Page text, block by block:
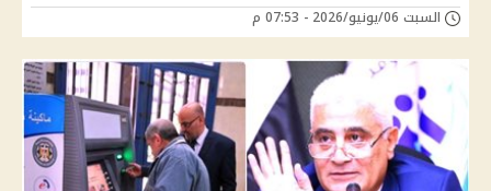
السبت 06/يونيو/2026 - 07:53 م